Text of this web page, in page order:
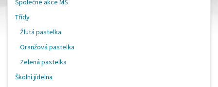
Společné akce MŠ
Třídy
Žlutá pastelka
Oranžová pastelka
Zelená pastelka
Školní jídelna